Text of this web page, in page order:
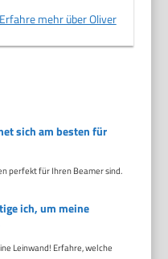
Erfahre mehr über Oliver
sich am besten für
perfekt für Ihren Beamer sind.
ich, um meine
Leinwand! Erfahre, welche